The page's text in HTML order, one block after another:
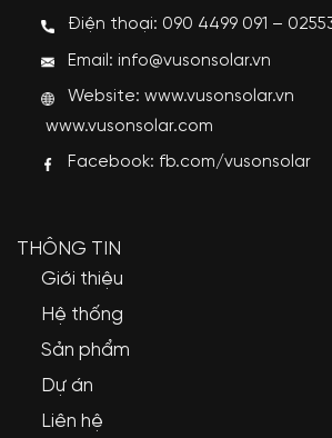
Điện thoại: 090 4499 091 –
Email: info@vusonsolar.vn
Website:www.vusonsolar.vn
www.vusonsolar.com
Facebook: fb.com/vusonsolar
THÔNG TIN
Giới thiệu
Hệ thống
Sản phẩm
Dự án
Liên hệ